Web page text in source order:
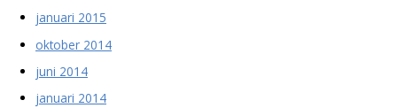
januari 2015
oktober 2014
juni 2014
januari 2014